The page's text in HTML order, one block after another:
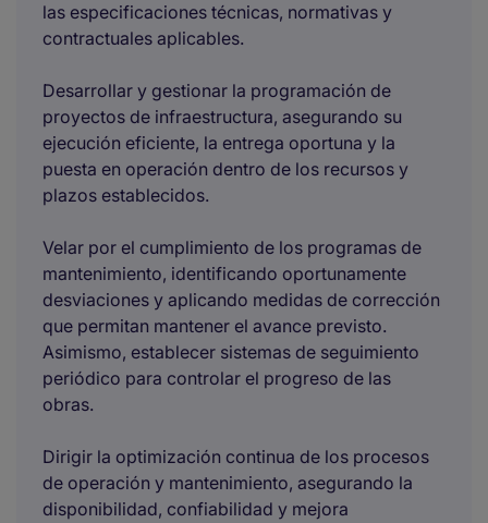
las especificaciones técnicas, normativas y
contractuales aplicables.
Desarrollar y gestionar la programación de
proyectos de infraestructura, asegurando su
ejecución eficiente, la entrega oportuna y la
puesta en operación dentro de los recursos y
plazos establecidos.
Velar por el cumplimiento de los programas de
mantenimiento, identificando oportunamente
desviaciones y aplicando medidas de corrección
que permitan mantener el avance previsto.
Asimismo, establecer sistemas de seguimiento
periódico para controlar el progreso de las
obras.
Dirigir la optimización continua de los procesos
de operación y mantenimiento, asegurando la
disponibilidad, confiabilidad y mejora